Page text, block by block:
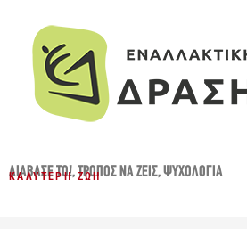
ΔΙΆΒΑΣΈ ΤΟ!,ΤΡΌΠΟΣ ΝΑ ΖΕΙΣ,ΨΥΧΟΛΟΓΊΑ
ΚΑΛΎΤΕΡΗ ΖΩΉ